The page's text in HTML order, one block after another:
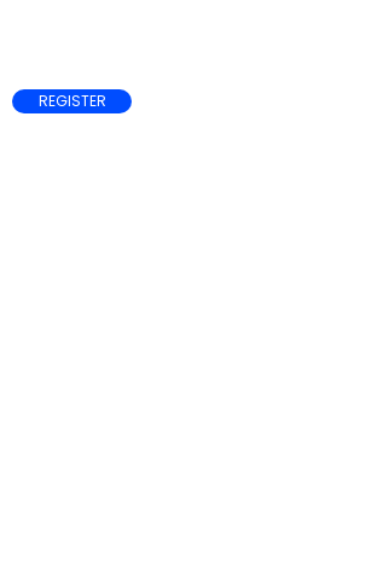
REGISTER